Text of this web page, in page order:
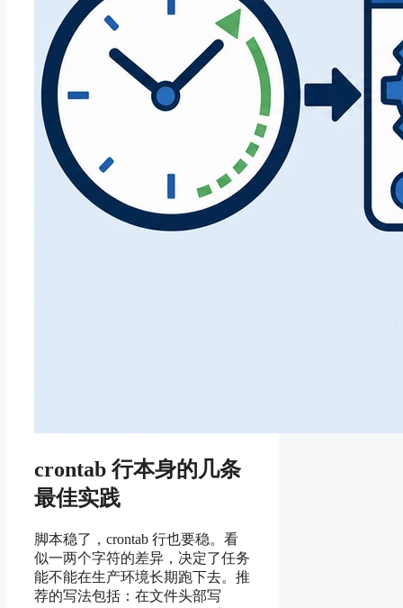
crontab 行本身的几条
最佳实践
脚本稳了，crontab 行也要稳。看
似一两个字符的差异，决定了任务
能不能在生产环境长期跑下去。推
荐的写法包括：在文件头部写